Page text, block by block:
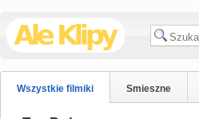
Wszystkie filmiki Smieszne